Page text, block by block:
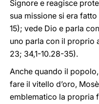
Signore e reagisce
sua missione si era
15); vede Dio e parla
uno parla con il proprio
23; 34,1-10.28-35).
Anche quando il
fare il vitello d’oro,
emblematico la propria